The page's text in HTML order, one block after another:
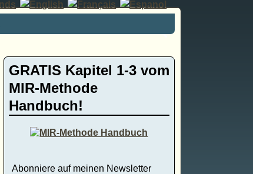
GRATIS Kapitel 1-3 vom
MIR-Methode
Handbuch!
Abonniere auf meinen Newsletter